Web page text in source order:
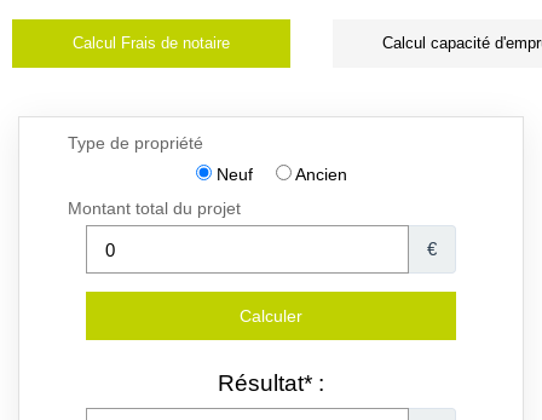
Calcul Frais de notaire Calcul capacité